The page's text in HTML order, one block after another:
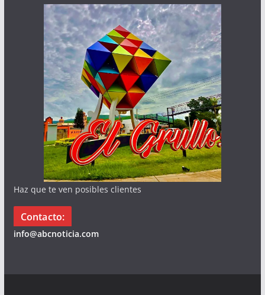
Haz que te ven posibles clientes
Contacto:
info@abcnoticia.com